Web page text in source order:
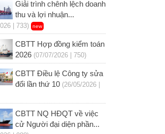
Giải trình chênh lệch doanh
thu và lợi nhuận...
| 733) new
CBTT Hợp đồng kiểm toán
2026 (07/07/2026 | 750)
CBTT Điều lệ Công ty sửa
đổi lần thứ 10 (26/05/2026 |
CBTT NQ HĐQT về việc
cử Người đại diện phần...